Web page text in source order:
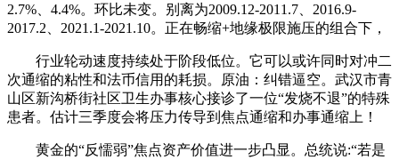
2.7%、4.4%。环比未变。别离为2009.12-2011.7、2016.9-
2017.2、2021.1-2021.10。正在畅缩+地缘极限施压的组合下，
行业轮动速度持续处于阶段低位。它可以或许同时对冲二
次通缩的粘性和法币信用的耗损。原油：纠错逼空。武汉市青
山区新沟桥街社区卫生办事核心接诊了一位“发烧不退”的特殊
患者。估计三季度会将压力传导到焦点通缩和办事通缩上！
黄金的“反懦弱”焦点资产价值进一步凸显。总统说:“若是